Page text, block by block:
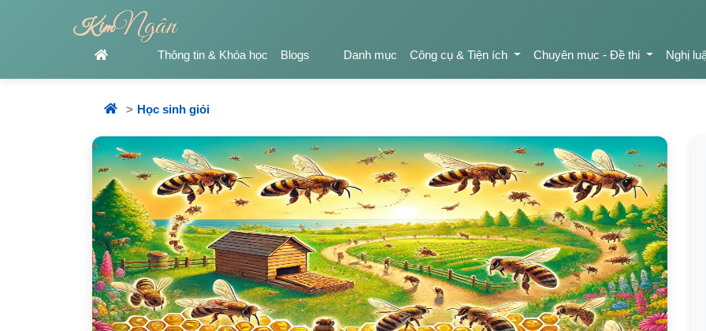
KimNgân
Thông tin & Khóa học Blogs Danh mục Công cụ & Tiện ích Chuyên mục - Đề thi Nghị
Học sinh giỏi